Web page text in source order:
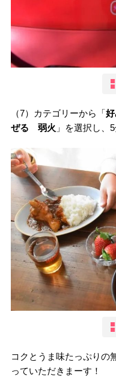
（7）カテゴリーから「
ぜる 弱火 」を選択し、
コクとうま味たっぷり
っていただきまーす！